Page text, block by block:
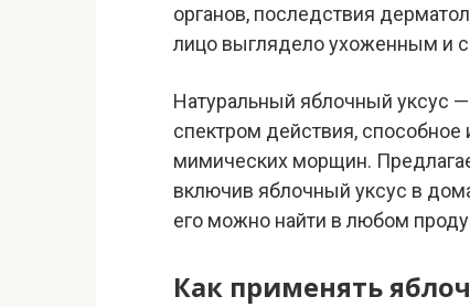
органов, последствия
лицо выглядело ухоженным и
Натуральный яблочный уксус
спектром действия, способное
мимических морщин.
включив яблочный уксус в
его можно найти в любом
Как применять